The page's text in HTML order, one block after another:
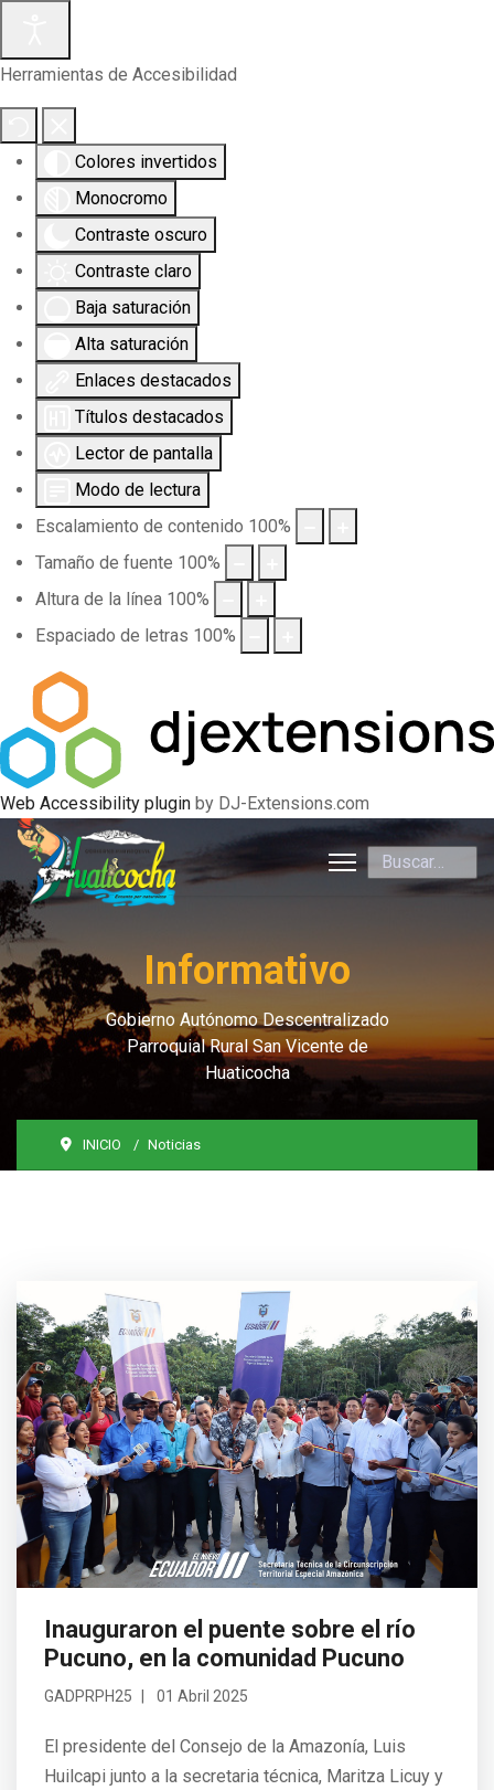
Herramientas de Accesibilidad
Colores invertidos
Monocromo
Contraste oscuro
Contraste claro
Baja saturación
Alta saturación
Enlaces destacados
Títulos destacados
Lector de pantalla
Modo de lectura
Escalamiento de contenido 100%
Tamaño de fuente 100%
Altura de la línea 100%
Espaciado de letras 100%
Web Accessibility plugin by DJ-Extensions.com
Buscar
Informativo
Gobierno Autónomo Descentralizado
Parroquial Rural San Vicente de
Huaticocha
INICIO Noticias
Inauguraron el puente sobre el río
Pucuno, en la comunidad Pucuno
GADPRPH25 01 Abril 2025
El presidente del Consejo de la Amazonía, Luis
Huilcapi junto a la secretaria técnica, Maritza Licuy y